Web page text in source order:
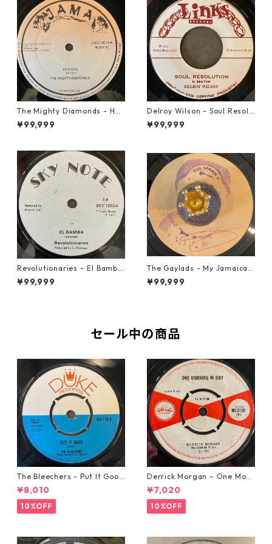
The Mighty Diamonds - Hey
Girl【12-50053】
¥99,999
Delroy Wilson - Soul Resolu
tion【7-21935】
¥99,999
Revolutionaries – El Bamba
【7-21855】
¥99,999
The Gaylads - My Jamaican
Girl【7-22009】
¥99,999
セール中の商品
The Bleechers - Put It Good
【7-21637】
¥8,010
10%OFF
Derrick Morgan – One Morn
ing In May【7-21653】
¥7,020
10%OFF